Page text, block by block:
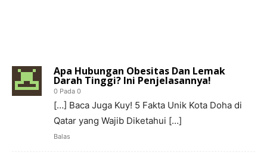
Apa Hubungan Obesitas Dan Lemak
Darah Tinggi? Ini Penjelasannya!
0 Pada 0
[…] Baca Juga Kuy! 5 Fakta Unik Kota Doha di
Qatar yang Wajib Diketahui […]
Balas